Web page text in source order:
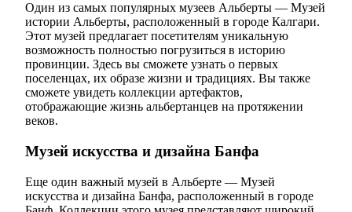
Один из самых популярных музеев Альберты — Музей
истории Альберты, расположенный в городе Калгари.
Этот музей предлагает посетителям уникальную
возможность полностью погрузиться в историю
провинции. Здесь вы сможете узнать о первых
поселенцах, их образе жизни и традициях. Вы также
сможете увидеть коллекции артефактов,
отображающие жизнь альбертанцев на протяжении
веков.
Музей искусства и дизайна Банфа
Еще один важный музей в Альберте — Музей
искусства и дизайна Банфа, расположенный в городе